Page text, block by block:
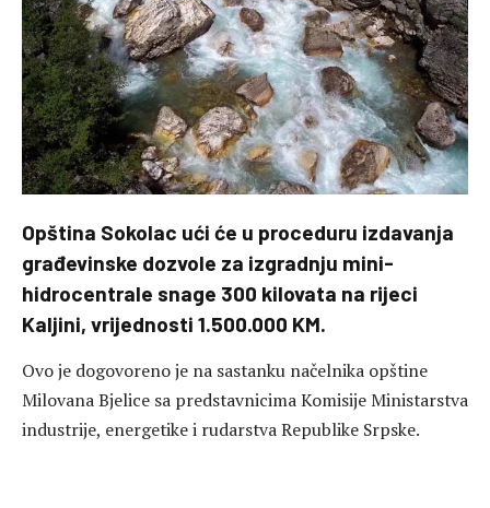
Opština Sokolac ući će u proceduru izdavanja
građevinske dozvole za izgradnju mini-
hidrocentrale snage 300 kilovata na rijeci
Kaljini, vrijednosti 1.500.000 KM.
Ovo je dogovoreno je na sastanku načelnika opštine
Milovana Bjelice sa predstavnicima Komisije Ministarstva
industrije, energetike i rudarstva Republike Srpske.